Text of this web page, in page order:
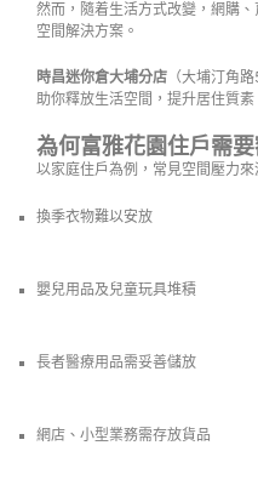
然而，隨着生活方式改變，網購
空間解決方案。
時昌迷你倉大埔分店 （大埔汀角
助你釋放生活空間，提升居住質素
為何富雅花園住戶需要
以家庭住戶為例，常見空間壓力來
換季衣物難以安放
嬰兒用品及兒童玩具堆積
長者醫療用品需妥善儲放
網店、小型業務需存放貨品